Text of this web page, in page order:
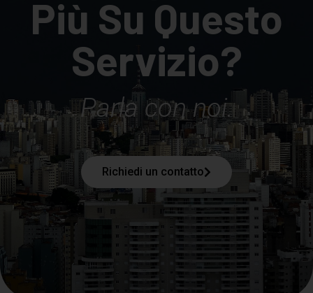
Più Su Questo
Servizio?
Parla con noi.
Richiedi un contatto